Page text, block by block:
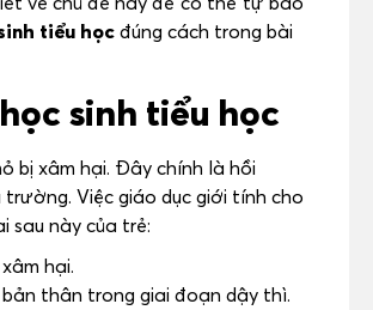
tiểu học đúng cách trong bài
sinh tiểu học
bị xâm hại. Đây chính là hồi
Việc giáo dục giới tính cho
sau này của trẻ:
hại.
thân trong giai đoạn dậy thì.